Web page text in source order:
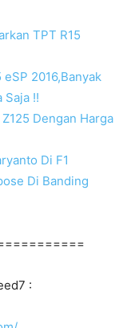
TPT R15
2016,Banyak
Saja !!
Dengan Harga
Di F1
Di Banding
: